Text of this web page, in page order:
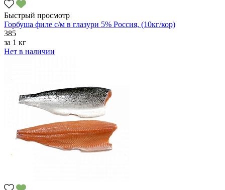
Быстрый просмотр
Горбуша филе с/м в глазури 5% Россия, (10кг/кор)
385
за 1 кг
Нет в наличии